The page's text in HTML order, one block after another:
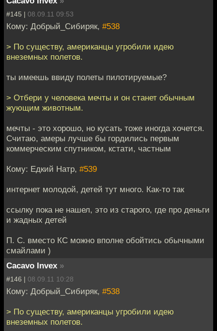
#145 | 08.09.11 09:53
Кому: Добрый_Сибиряк, #538
> По существу, американцы угробили идею
внеземных полетов.
ты имеешь ввиду полеты пилотируемые?
> Отбери у человека мечты и он станет обычным
жующим животным.
мечты - это хорошо, но кусать тоже иногда хочется.
Считаю, амеры лучше бы гордились первым
коммерческим спутником, кстати, частным
Кому: Едкий Натр, #539
интернет молодой, детей тут много. Как-то так
ссылку пока не нашел, это из старого, где про деньги
и жадных детей
П. С. вместо КС можно вполне обойтись обычными
смайлами )
Cacavo Invex »
#146 | 08.09.11 10:28
Кому: Добрый_Сибиряк, #538
> По существу, американцы угробили идею
внеземных полетов.